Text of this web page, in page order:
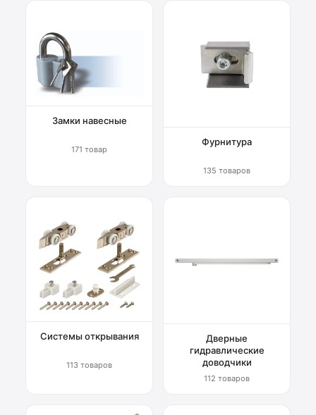
Замки навесные
171 товар
Фурнитура
135 товаров
Системы открывания
113 товаров
Дверные
гидравлические
доводчики
112 товаров